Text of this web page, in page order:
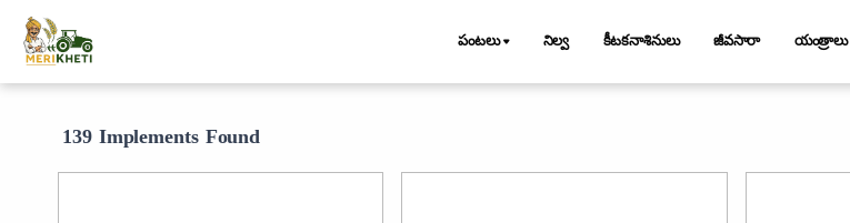
పంటలు నిల్వ కీటకనాశినులు జీవసారా యంత్రాలు
139 Implements Found